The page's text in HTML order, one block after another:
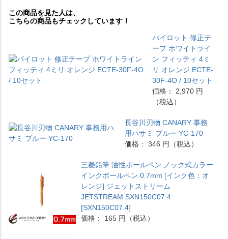
この商品を見た人は、
こちらの商品もチェックしています！
パイロット 修正テ
ープ ホワイトライ
ン フィッティ 4ミ
リ オレンジ ECTE-
30F-4O / 10セット
価格： 2,970 円
（税込）
長谷川刃物 CANARY 事務
用ハサミ ブルー YC-170
価格： 346 円（税込）
三菱鉛筆 油性ボールペン ノック式カラー
インクボールペン 0.7mm [インク色：オ
レンジ] ジェットストリーム
JETSTREAM SXN150C07.4
[SXN150C07.4]
価格： 165 円（税込）